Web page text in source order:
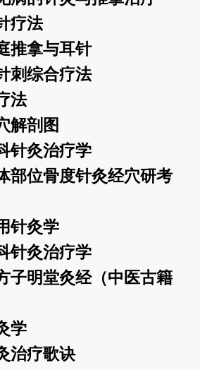
疗法
推拿与耳针
刺综合疗法
法
解剖图
针灸治疗学
部位骨度针灸经穴研考
针灸学
针灸治疗学
子明堂灸经（中医古籍
学
治疗歌诀